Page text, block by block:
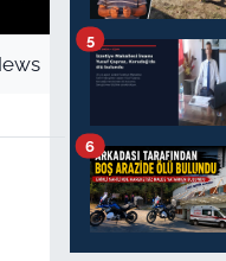
5
6